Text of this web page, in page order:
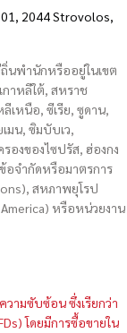
2044 Strovolos,
นพำนักหรืออยู่ในเขต
าหลีใต้, สหราช
เหนือ, ซีเรีย, ซูดาน,
มน, ซิมบับเว,
องของไซปรัส, ฮ่องกง
อจำกัดหรือมาตรการ
สหภาพยุโรป
หรือหน่วยงาน
ามซับซ้อน ซึ่งเรียกว่า
โดยมีการซื้อขายใน